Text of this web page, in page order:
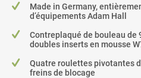
Made in Germany,
d’équipements Adam Hall
Contreplaqué de bouleau de
doubles inserts en mousse
Quatre roulettes pivotantes
freins de blocage